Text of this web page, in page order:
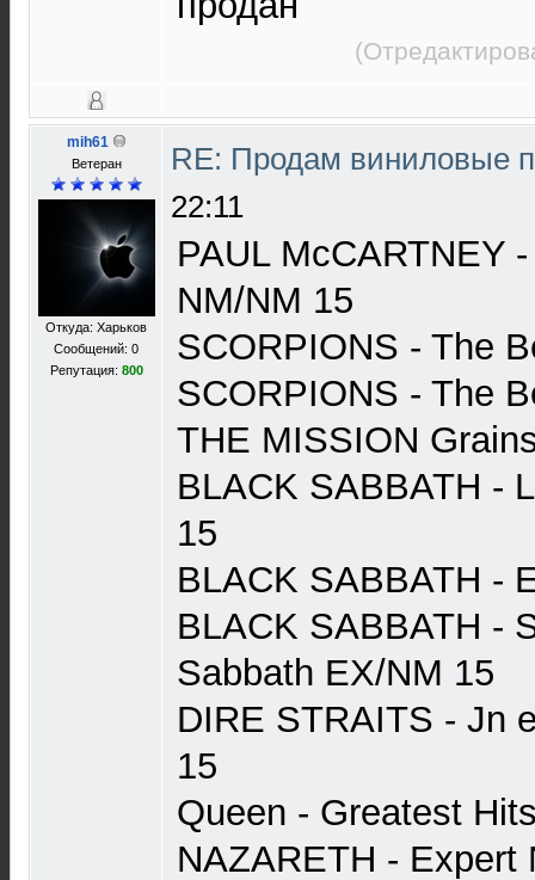
mih61
Ветеран
Откуда: Харьков
Сообщений: 0
Репутация: 800
RE: Продам виниловые
22:11
PAUL McCARTNEY
NM/NM 15
SCORPIONS - The
SCORPIONS - The
THE MISSION
BLACK SABBATH -
15
BLACK SABBATH -
BLACK SABBATH -
Sabbath EX/NM 15
DIRE STRAITS - Jn
15
Queen - Greatest
NAZARETH - Expert